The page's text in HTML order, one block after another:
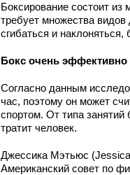
Боксирование состоит из
требует множества
сгибаться и наклоняться,
Бокс очень эффективно
Согласно данным
час, поэтому он может
спортом. От типа занятий
тратит человек.
Джессика Мэтьюс
Американский совет по